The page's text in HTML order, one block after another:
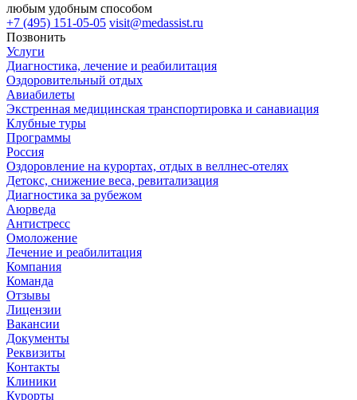
любым удобным способом
+7 (495) 151-05-05 visit@medassist.ru
Позвонить
Услуги
Диагностика, лечение и реабилитация
Оздоровительный отдых
Авиабилеты
Экстренная медицинская транспортировка и санавиация
Клубные туры
Программы
Россия
Оздоровление на курортах, отдых в веллнес-отелях
Детокс, снижение веса, ревитализация
Диагностика за рубежом
Аюрведа
Антистресс
Омоложение
Лечение и реабилитация
Компания
Команда
Отзывы
Лицензии
Вакансии
Документы
Реквизиты
Контакты
Клиники
Курорты